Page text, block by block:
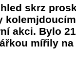
skrz
akci. Bylo
mířily